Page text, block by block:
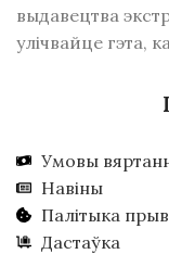
выдавецтва
улічвайце гэта,
Умовы
Навіны
Палітыка
Дастаўка